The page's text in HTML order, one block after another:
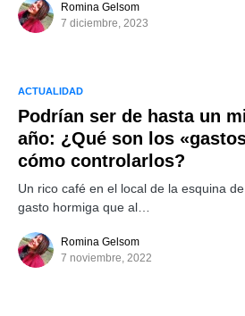
Romina Gelsom
7 diciembre, 2023
ACTUALIDAD
Podrían ser de hasta un
año: ¿Qué son los
cómo controlarlos?
Un rico café en el local de la esquina
gasto hormiga que al…
Romina Gelsom
7 noviembre, 2022